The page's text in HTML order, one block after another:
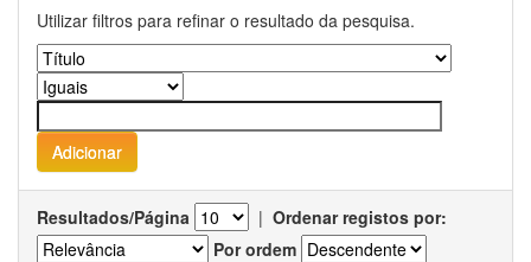
Utilizar filtros para refinar o resultado da pesquisa.
Resultados/Página | Ordenar registos por:
Por ordem